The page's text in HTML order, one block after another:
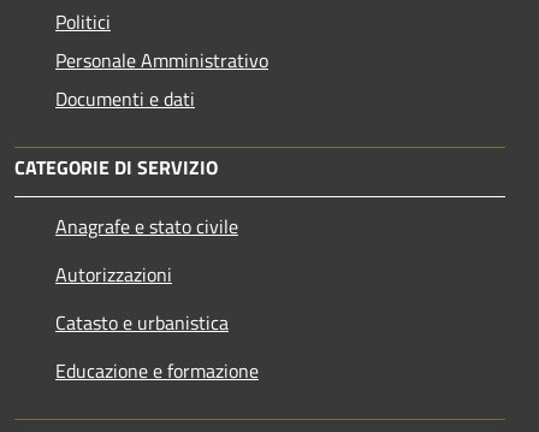
Politici
Personale Amministrativo
Documenti e dati
CATEGORIE DI SERVIZIO
Anagrafe e stato civile
Autorizzazioni
Catasto e urbanistica
Educazione e formazione